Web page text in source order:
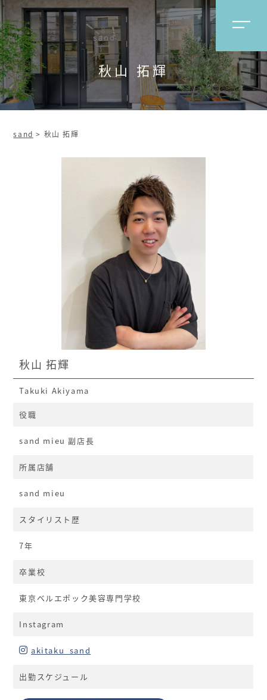
秋山 拓輝
sand > 秋山 拓輝
秋山 拓輝
Takuki Akiyama
役職
sand mieu 副店長
所属店舗
sand mieu
スタイリスト歴
7年
卒業校
東京ベルエポック美容専門学校
Instagram
akitaku_sand
出勤スケジュール